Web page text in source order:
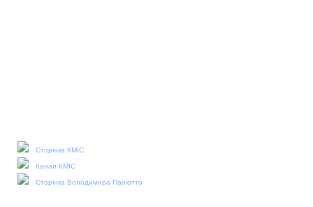
Сторінка КМІС
Канал КМІС
Сторінка Володимира Паніотто